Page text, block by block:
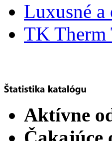
Luxusné a
TK Therm
Aktívne